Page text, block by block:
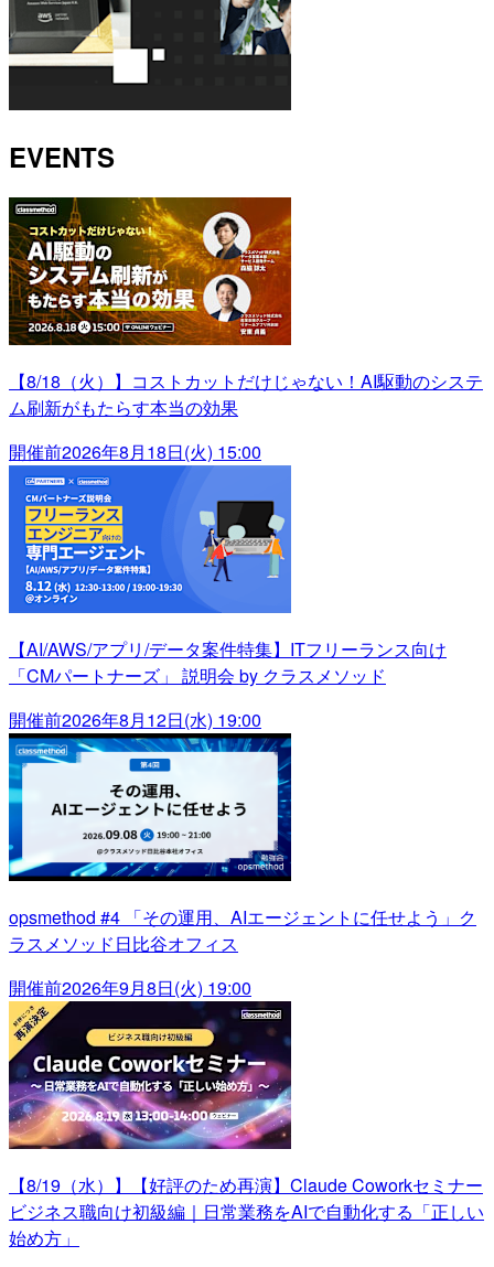
EVENTS
【8/18（火）】コストカットだけじゃない！AI駆動のシステ
ム刷新がもたらす本当の効果
開催前2026年8月18日(火) 15:00
【AI/AWS/アプリ/データ案件特集】ITフリーランス向け
「CMパートナーズ」 説明会 by クラスメソッド
開催前2026年8月12日(水) 19:00
opsmethod #4 「その運用、AIエージェントに任せよう」ク
ラスメソッド日比谷オフィス
開催前2026年9月8日(火) 19:00
【8/19（水）】【好評のため再演】Claude Coworkセミナー
ビジネス職向け初級編｜日常業務をAIで自動化する「正しい
始め方」